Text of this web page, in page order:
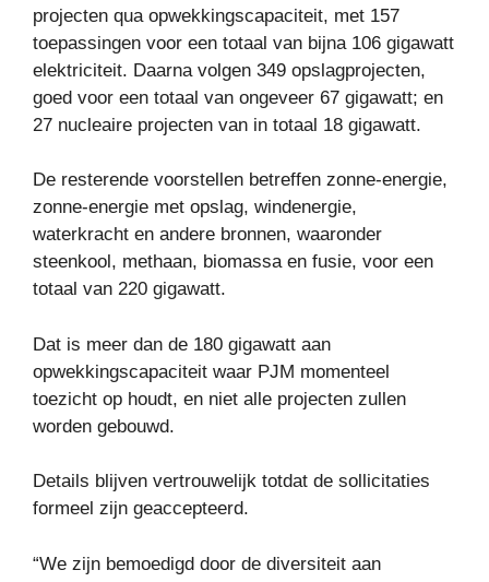
projecten qua opwekkingscapaciteit, met 157
toepassingen voor een totaal van bijna 106 gigawatt
elektriciteit. Daarna volgen 349 opslagprojecten,
goed voor een totaal van ongeveer 67 gigawatt; en
27 nucleaire projecten van in totaal 18 gigawatt.
De resterende voorstellen betreffen zonne-energie,
zonne-energie met opslag, windenergie,
waterkracht en andere bronnen, waaronder
steenkool, methaan, biomassa en fusie, voor een
totaal van 220 gigawatt.
Dat is meer dan de 180 gigawatt aan
opwekkingscapaciteit waar PJM momenteel
toezicht op houdt, en niet alle projecten zullen
worden gebouwd.
Details blijven vertrouwelijk totdat de sollicitaties
formeel zijn geaccepteerd.
“We zijn bemoedigd door de diversiteit aan